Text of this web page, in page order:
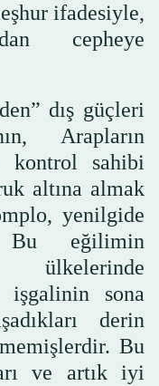
ifadesiyle,
cepheye
dış güçleri
Arapların
kontrol sahibi
altına almak
yenilgide
Bu eğilimin
işgalinin sona
derin
Bu
ve artık iyi